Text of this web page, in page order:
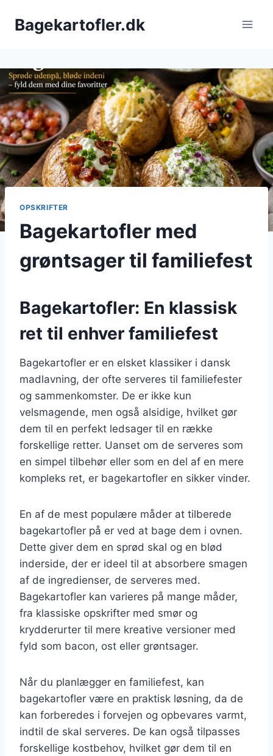
Bagekartofler.dk
OPSKRIFTER
Bagekartofler med
grøntsager til familiefest
Bagekartofler: En klassisk
ret til enhver familiefest
Bagekartofler er en elsket klassiker i dansk
madlavning, der ofte serveres til familiefester
og sammenkomster. De er ikke kun
velsmagende, men også alsidige, hvilket gør
dem til en perfekt ledsager til en række
forskellige retter. Uanset om de serveres som
en simpel tilbehør eller som en del af en mere
kompleks ret, er bagekartofler en sikker vinder.
En af de mest populære måder at tilberede
bagekartofler på er ved at bage dem i ovnen.
Dette giver dem en sprød skal og en blød
inderside, der er ideel til at absorbere smagen
af de ingredienser, de serveres med.
Bagekartofler kan varieres på mange måder,
fra klassiske opskrifter med smør og
krydderurter til mere kreative versioner med
fyld som bacon, ost eller grøntsager.
Når du planlægger en familiefest, kan
bagekartofler være en praktisk løsning, da de
kan forberedes i forvejen og opbevares varmt,
indtil de skal serveres. De kan også tilpasses
forskellige kostbehov, hvilket gør dem til en